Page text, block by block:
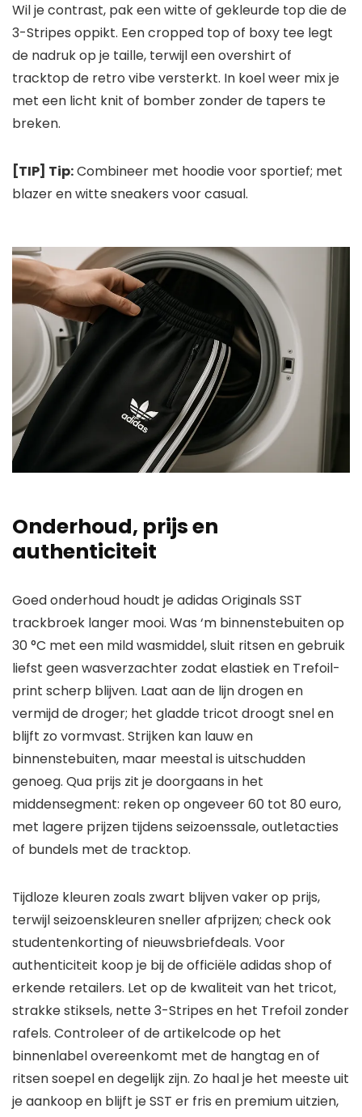
Wil je contrast, pak een witte of gekleurde top die de
3-Stripes oppikt. Een cropped top of boxy tee legt
de nadruk op je taille, terwijl een overshirt of
tracktop de retro vibe versterkt. In koel weer mix je
met een licht knit of bomber zonder de tapers te
breken.
[TIP] Tip:Combineer met hoodie voor sportief; met
blazer en witte sneakers voor casual.
Onderhoud, prijs en
authenticiteit
Goed onderhoud houdt je adidas Originals SST
trackbroek langer mooi. Was ‘m binnenstebuiten op
30 °C met een mild wasmiddel, sluit ritsen en gebruik
liefst geen wasverzachter zodat elastiek en Trefoil-
print scherp blijven. Laat aan de lijn drogen en
vermijd de droger; het gladde tricot droogt snel en
blijft zo vormvast. Strijken kan lauw en
binnenstebuiten, maar meestal is uitschudden
genoeg. Qua prijs zit je doorgaans in het
middensegment: reken op ongeveer 60 tot 80 euro,
met lagere prijzen tijdens seizoenssale, outletacties
of bundels met de tracktop.
Tijdloze kleuren zoals zwart blijven vaker op prijs,
terwijl seizoenskleuren sneller afprijzen; check ook
studentenkorting of nieuwsbriefdeals. Voor
authenticiteit koop je bij de officiële adidas shop of
erkende retailers. Let op de kwaliteit van het tricot,
strakke stiksels, nette 3-Stripes en het Trefoil zonder
rafels. Controleer of de artikelcode op het
binnenlabel overeenkomt met de hangtag en of
ritsen soepel en degelijk zijn. Zo haal je het meeste uit
je aankoop en blijft je SST er fris en premium uitzien,